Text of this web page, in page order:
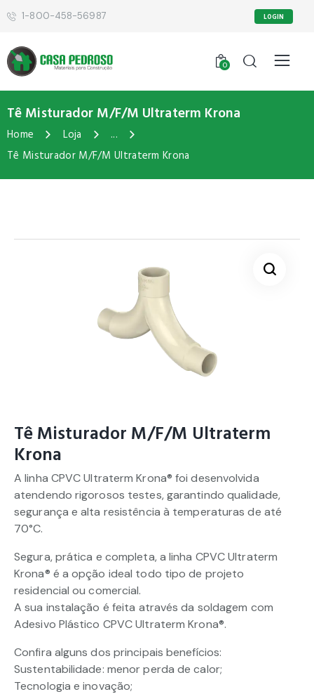
1-800-458-56987 LOGIN
0
Tê Misturador M/F/M Ultraterm Krona
Home Loja
...
Tê Misturador M/F/M Ultraterm Krona
Tê Misturador M/F/M Ultraterm
Krona
A linha CPVC Ultraterm Krona® foi desenvolvida
atendendo rigorosos testes, garantindo qualidade,
segurança e alta resistência à temperaturas de até
70°C.
Segura, prática e completa, a linha CPVC Ultraterm
Krona® é a opção ideal todo tipo de projeto
residencial ou comercial.
A sua instalação é feita através da soldagem com
Adesivo Plástico CPVC Ultraterm Krona®.
Confira alguns dos principais benefícios:
Sustentabilidade: menor perda de calor;
Tecnologia e inovação;